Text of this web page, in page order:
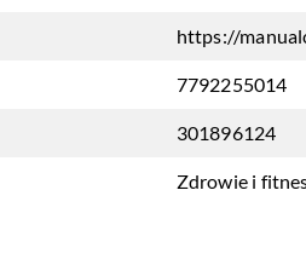
https://
7792255014
301896124
Zdrowie i